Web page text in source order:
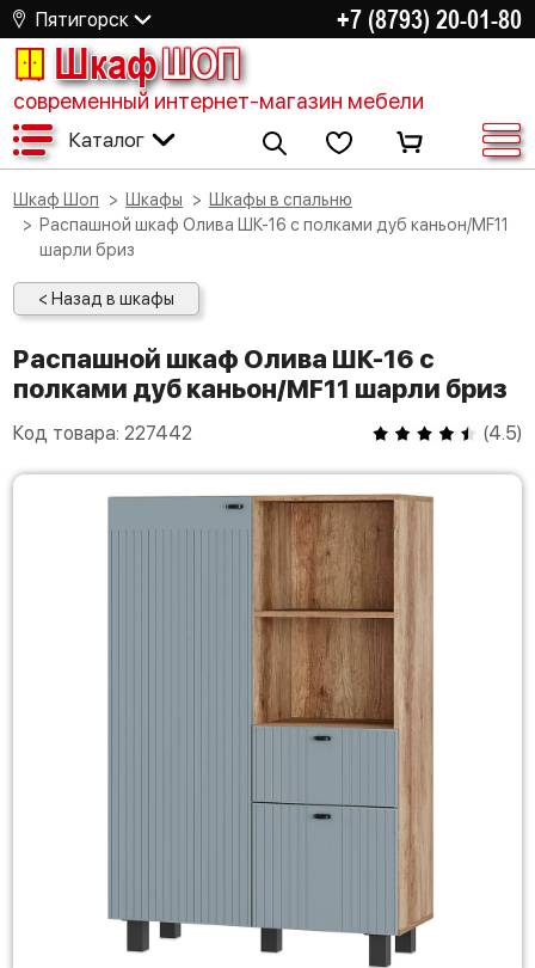
Пятигорск +7 (8793) 20-01-80
ШкафШОП
современный интернет-магазин мебели
Каталог
Шкаф Шоп Шкафы
Шкафы в спальню
Распашной шкаф Олива ШК-16 с полками дуб каньон/MF11
шарли бриз
< Назад в шкафы
Распашной шкаф Олива ШК-16 с
полками дуб каньон/MF11 шарли бриз
Код товара: 227442 (4.5)